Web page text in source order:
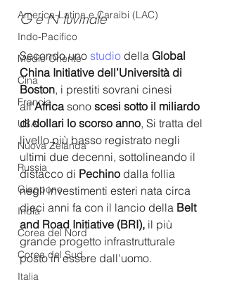
America-Latina e Caraibi (LAC)
Indo-Pacifico
Medio Oriente
Cina
Francia
USA
Nuova Zelanda
Russia
Giappone
India
Corea del Nord
Corea del Sud
Italia
G e N Iuvinale
Secondo uno studio della Global
China Initiative dell’Università di
Boston, i prestiti sovrani cinesi
all'Africa sono scesi sotto il miliardo
di dollari lo scorso anno, Si tratta del
livello più basso registrato negli
ultimi due decenni, sottolineando il
distacco di Pechino dalla follia
negli investimenti esteri nata circa
dieci anni fa con il lancio della Belt
and Road Initiative (BRI), il più
grande progetto infrastrutturale
posto in essere dall'uomo.